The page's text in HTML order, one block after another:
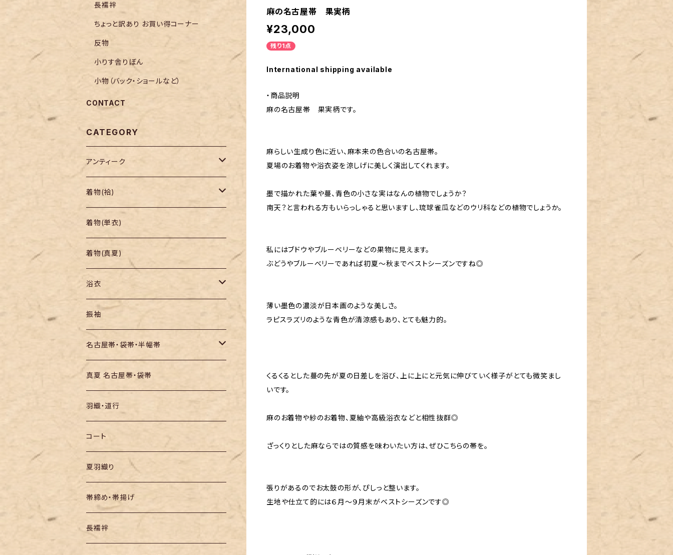
麻の名古屋帯 果実柄
¥23,000
残り1点
International shipping available
・商品説明
麻の名古屋帯 果実柄です。
麻らしい生成り色に近い、麻本来の色合いの名古屋帯。
夏場のお着物や浴衣姿を涼しげに美しく演出してくれます。
墨で描かれた葉や蔓、青色の小さな実はなんの植物でしょうか？
南天？と言われる方もいらっしゃると思いますし、琉球雀瓜などのウリ科などの植物でしょうか。
私にはブドウやブルーベリーなどの果物に見えます。
ぶどうやブルーベリーであれば初夏〜秋までベストシーズンですね◎
薄い墨色の濃淡が日本画のような美しさ。
ラピスラズリのような青色が清涼感もあり、とても魅力的。
くるくるとした蔓の先が夏の日差しを浴び、上に上にと元気に伸びていく様子がとても微笑まし
いです。
麻のお着物や紗のお着物、夏紬や高級浴衣などと相性抜群◎
ざっくりとした麻ならではの質感を味わいたい方は、ぜひこちらの帯を。
張りがあるのでお太鼓の形が、ぴしっと整います。
生地や仕立て的には６月～９月末がベストシーズンです◎
長襦袢
ちょっと訳あり お買い得コーナー
反物
小りす舎りぼん
小物（バック・ショールなど）
CONTACT
CATEGORY
アンティーク
着物
帯
羽織り・道行
着物(袷)
小紋
色無地・江戸小紋
紬
訪問着・付下
お召し
着物(単衣)
着物(真夏)
浴衣
セオα・ポリ
木綿・綿麻
絞りの浴衣
振袖
名古屋帯・袋帯・半幅帯
名古屋帯
袋帯
半幅帯
真夏 名古屋帯・袋帯
羽織・道行
コート
夏羽織り
帯締め・帯揚げ
長襦袢